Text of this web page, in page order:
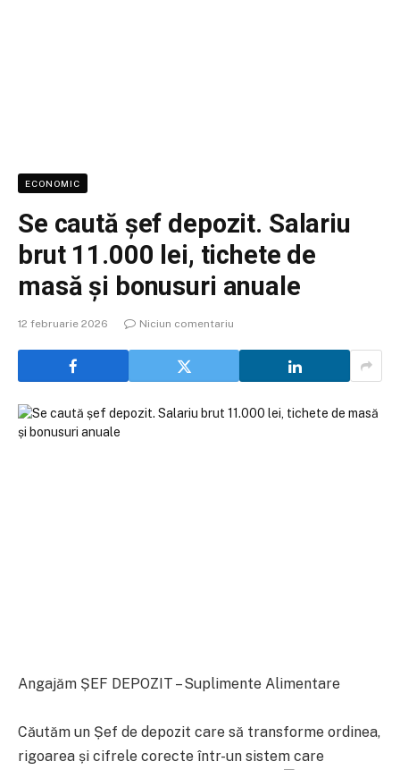
ECONOMIC
Se caută șef depozit. Salariu
brut 11.000 lei, tichete de
masă și bonusuri anuale
12 februarie 2026 Niciun comentariu
Angajăm ȘEF DEPOZIT – Suplimente Alimentare
Căutăm un Șef de depozit care să transforme ordinea,
rigoarea și cifrele corecte într-un sistem care